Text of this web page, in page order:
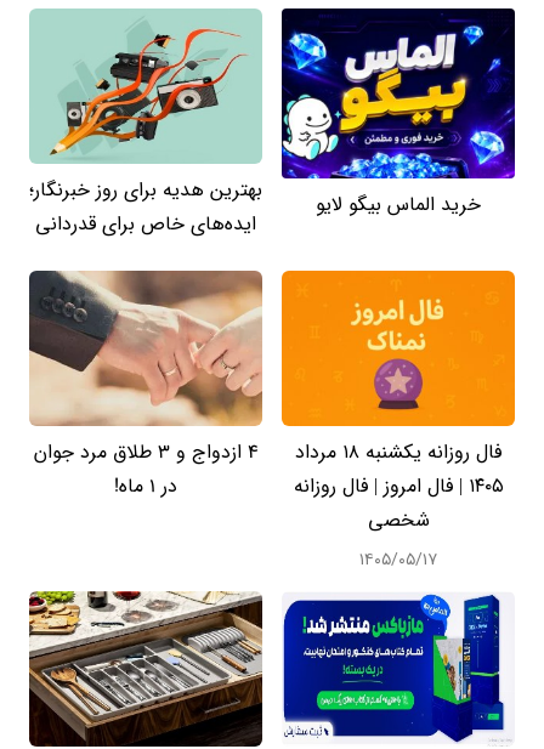
خرید الماس بیگو لایو
بهترین هدیه برای روز خبرنگار؛
ایده‌های خاص برای قدردانی
فال روزانه یکشنبه ۱۸ مرداد
۱۴۰۵ | فال امروز | فال روزانه
شخصی
۱۴۰۵/۰۵/۱۷
4 ازدواج و 3 طلاق مرد جوان
در 1 ماه!